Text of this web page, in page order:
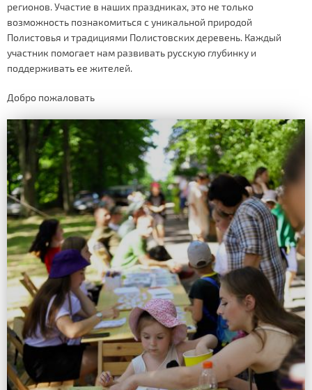
регионов. Участие в наших праздниках, это не только
возможность познакомиться с уникальной природой
Полистовья и традициями Полистовских деревень. Каждый
участник помогает нам развивать русскую глубинку и
поддерживать ее жителей.
Добро пожаловать